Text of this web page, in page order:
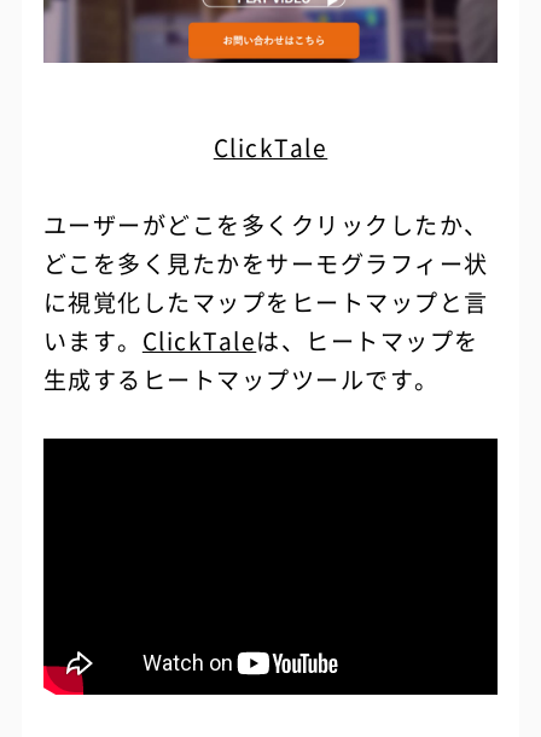
ClickTale
ユーザーがどこを多くクリックしたか、
どこを多く見たかをサーモグラフィー状
に視覚化したマップをヒートマップと言
います。 ClickTaleは、ヒートマップを
生成するヒートマップツールです。